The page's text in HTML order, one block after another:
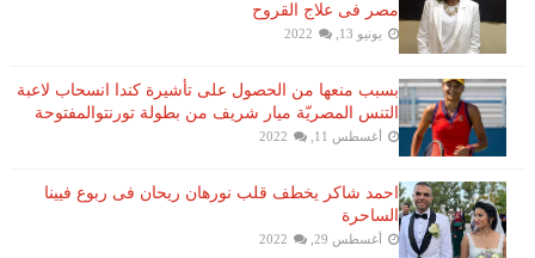
مصر فى علاج القروح
يونيو 13, 2022
بسبب منعها من الحصول على تأشيرة كندا انسحاب لاعبة ​
التنس​ المصريّة ​ميار شريف​ من بطولة ​تورنتو​المفتوحة
أغسطس 11, 2022
احمد شاكر يخطف قلب نورهان ريحان فى ربوع فيينا
الساحرة
أغسطس 29, 2022